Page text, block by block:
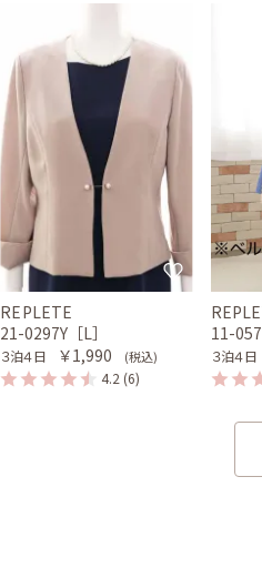
REPLETE
21-0297Y［L］
３泊４日 ￥1,990 (税込)
4.2 (6)
11-
３泊４日